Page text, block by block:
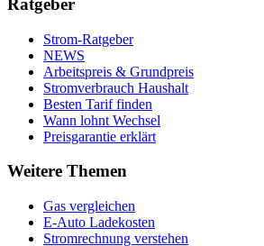
Ratgeber
Strom-Ratgeber
NEWS
Arbeitspreis & Grundpreis
Stromverbrauch Haushalt
Besten Tarif finden
Wann lohnt Wechsel
Preisgarantie erklärt
Weitere Themen
Gas vergleichen
E-Auto Ladekosten
Stromrechnung verstehen